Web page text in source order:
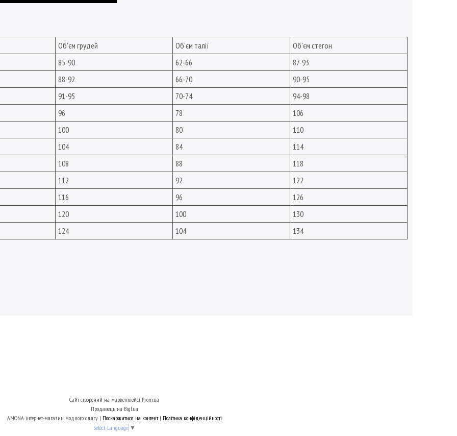
Об'єм грудей Об'єм талії
Об'єм стегон
85-90
62-66
87-93
88-92
66-70
90-95
91-95
70-74
94-98
96
78
106
100
80
110
104
84
114
108
88
118
112
92
122
116
96
126
120
100
130
124
104 134
Сайт створений на маркетплейсі Prom.ua
Продавець на Bigl.ua
AMONA інтернет-магазин модного одягу | Поскаржитися на контент | Політика конфіденційності
Select Language ▼